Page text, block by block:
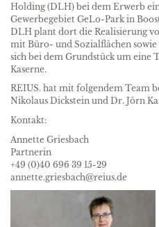
Holding (DLH) bei dem Erwerb
Gewerbegebiet GeLo-Park in
DLH plant dort die Realisierung
mit Büro- und Sozialflächen
sich bei dem Grundstück um eine
Kaserne.
REIUS. hat mit folgendem Team
Nikolaus Dickstein und Dr. Jörn
Kontakt:
Annette Griesbach
Partnerin
+49 (0)40 696 39 15-29
annette.griesbach@reius.de